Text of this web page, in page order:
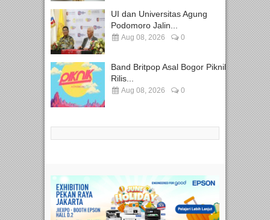
UI dan Universitas Agung
Podomoro Jalin...
Aug 08, 2026 0
Band Britpop Asal Bogor Piknik
Rilis...
Aug 08, 2026 0